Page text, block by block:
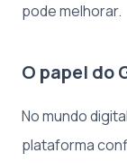
pode melhorar.
O papel do
No mundo
plataforma